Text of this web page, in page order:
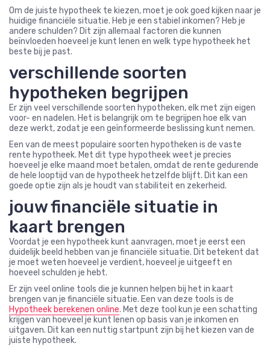
Om de juiste hypotheek te kiezen, moet je ook goed kijken naar je
huidige financiële situatie. Heb je een stabiel inkomen? Heb je
andere schulden? Dit zijn allemaal factoren die kunnen
beïnvloeden hoeveel je kunt lenen en welk type hypotheek het
beste bij je past.
verschillende soorten
hypotheken begrijpen
Er zijn veel verschillende soorten hypotheken, elk met zijn eigen
voor- en nadelen. Het is belangrijk om te begrijpen hoe elk van
deze werkt, zodat je een geïnformeerde beslissing kunt nemen.
Een van de meest populaire soorten hypotheken is de vaste
rente hypotheek. Met dit type hypotheek weet je precies
hoeveel je elke maand moet betalen, omdat de rente gedurende
de hele looptijd van de hypotheek hetzelfde blijft. Dit kan een
goede optie zijn als je houdt van stabiliteit en zekerheid.
jouw financiële situatie in
kaart brengen
Voordat je een hypotheek kunt aanvragen, moet je eerst een
duidelijk beeld hebben van je financiële situatie. Dit betekent dat
je moet weten hoeveel je verdient, hoeveel je uitgeeft en
hoeveel schulden je hebt.
Er zijn veel online tools die je kunnen helpen bij het in kaart
brengen van je financiële situatie. Een van deze tools is de
Hypotheek berekenen online. Met deze tool kun je een schatting
krijgen van hoeveel je kunt lenen op basis van je inkomen en
uitgaven. Dit kan een nuttig startpunt zijn bij het kiezen van de
juiste hypotheek.